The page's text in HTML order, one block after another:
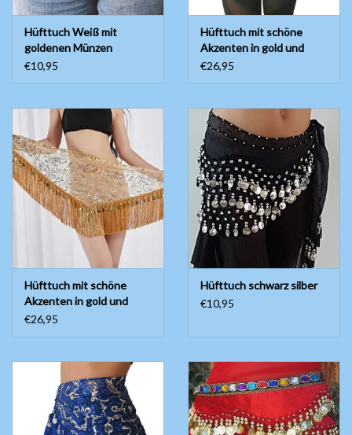
Hüfttuch Weiß mit
goldenen Münzen
€10,95
Hüfttuch mit schöne
Akzenten in gold und
silber, Weiß mit goldenen
€26,95
Hüfttuch mit schöne
Akzenten in gold und
silber, gold mit goldenen
€26,95
Hüfttuch schwarz silber
€10,95